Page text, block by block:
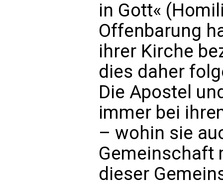
in Gott«
Offenbarung
ihrer Kirche
dies daher
Die Apostel
immer bei
– wohin sie
Gemeinschaft
dieser